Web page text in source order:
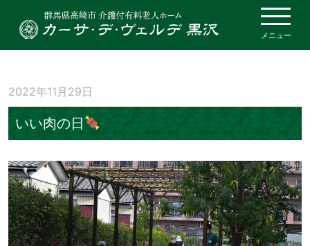
メニュー
2022年11月29日
いい肉の日